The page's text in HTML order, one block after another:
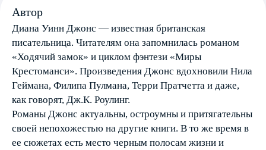
Автор
Диана Уинн Джонс — известная британская
писательница. Читателям она запомнилась романом
«Ходячий замок» и циклом фэнтези «Миры
Крестоманси». Произведения Джонс вдохновили Нила
Геймана, Филипа Пулмана, Терри Пратчетта и даже,
как говорят, Дж.К. Роулинг.
Романы Джонс актуальны, остроумны и притягательны
своей непохожестью на другие книги. В то же время в
ее сюжетах есть место черным полосам жизни и